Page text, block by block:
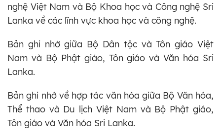
nghệ Việt Nam và Bộ Khoa học và Công nghệ Sri
Lanka về các lĩnh vực khoa học và công nghệ.
Bản ghi nhớ giữa Bộ Dân tộc và Tôn giáo Việt
Nam và Bộ Phật giáo, Tôn giáo và Văn hóa Sri
Lanka.
Bản ghi nhớ về hợp tác văn hóa giữa Bộ Văn hóa,
Thể thao và Du lịch Việt Nam và Bộ Phật giáo,
Tôn giáo và Văn hóa Sri Lanka.